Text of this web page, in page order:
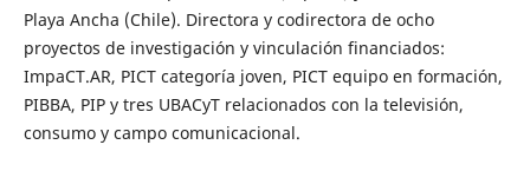
Playa Ancha (Chile). Directora y codirectora de ocho
proyectos de investigación y vinculación financiados:
ImpaCT.AR, PICT categoría joven, PICT equipo en formación,
PIBBA, PIP y tres UBACyT relacionados con la televisión,
consumo y campo comunicacional.